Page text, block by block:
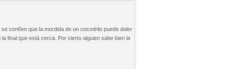
confíen que la mordida de un cocodrilo puede doler
final que está cerca. Por cierto alguien sabe bien la